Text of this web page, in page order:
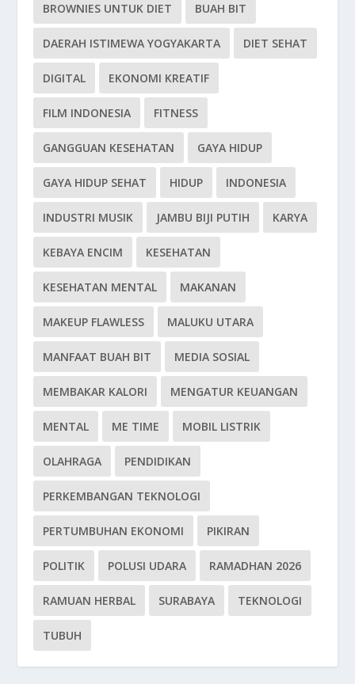
BROWNIES UNTUK DIET BUAH BIT
DAERAH ISTIMEWA YOGYAKARTA DIET SEHAT
DIGITAL EKONOMI KREATIF
FILM INDONESIA FITNESS
GANGGUAN KESEHATAN GAYA HIDUP
GAYA HIDUP SEHAT HIDUP INDONESIA
INDUSTRI MUSIK JAMBU BIJI PUTIH KARYA
KEBAYA ENCIM KESEHATAN
KESEHATAN MENTAL MAKANAN
MAKEUP FLAWLESS MALUKU UTARA
MANFAAT BUAH BIT MEDIA SOSIAL
MEMBAKAR KALORI MENGATUR KEUANGAN
MENTAL ME TIME MOBIL LISTRIK
OLAHRAGA PENDIDIKAN
PERKEMBANGAN TEKNOLOGI
PERTUMBUHAN EKONOMI PIKIRAN
POLITIK POLUSI UDARA RAMADHAN 2026
RAMUAN HERBAL SURABAYA TEKNOLOGI
TUBUH